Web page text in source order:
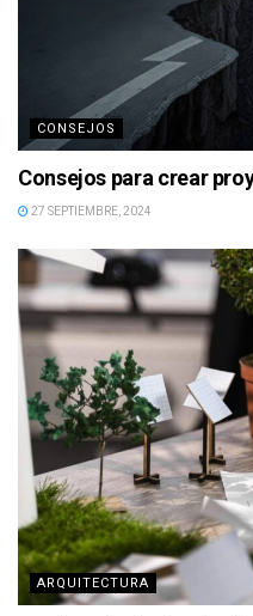
CONSEJOS
Consejos para crear
27 SEPTIEMBRE, 2024
ARQUITECTURA